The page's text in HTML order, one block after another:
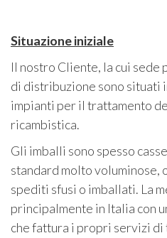
Situazione iniziale
Il nostro Cliente, la cui sede
di distribuzione sono situati
impianti per il trattamento
ricambistica.
Gli imballi sono spesso
standard molto voluminose,
spediti sfusi o imballati. La
principalmente in Italia con
che fattura i propri servizi di